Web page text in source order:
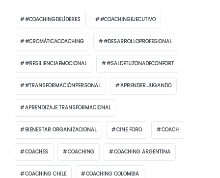
#COACHINGDELÍDERES #COACHINGEJECUTIVO
#CROMÁTICACOACHING #DESARROLLOPROFESIONAL
#RESILIENCIAEMOCIONAL #SALDETUZONADECONFORT
#TRANSFORMACIÓNPERSONAL APRENDER JUGANDO
APRENDIZAJE TRANSFORMACIONAL
BIENESTAR ORGANIZACIONAL CINE FORO COACH
COACHES COACHING COACHING ARGENTINA
COACHING CHILE COACHING COLOMBIA